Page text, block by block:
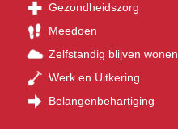
Gezondheidszorg
Meedoen
Zelfstandig blijven wonen
Werk en Uitkering
Belangenbehartiging